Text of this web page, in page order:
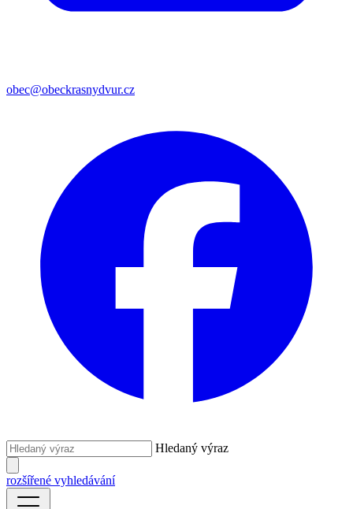
obec@obeckrasnydvur.cz
Hledaný výraz
rozšířené vyhledávání